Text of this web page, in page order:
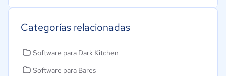
Categorías relacionadas
Software para Dark Kitchen
Software para Bares